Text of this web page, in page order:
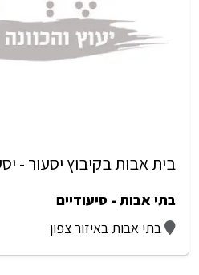
בית אבות בקיבוץ יסעור -
בתי אבות - סיעודיים
בתי אבות באיזור צפון